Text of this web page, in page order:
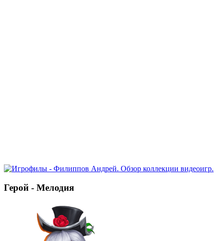
Герой - Мелодия